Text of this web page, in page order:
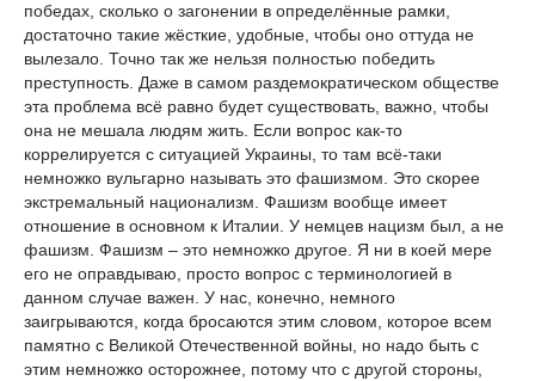
победах, сколько о загонении в определённые рамки,
достаточно такие жёсткие, удобные, чтобы оно оттуда не
вылезало. Точно так же нельзя полностью победить
преступность. Даже в самом раздемократическом обществе
эта проблема всё равно будет существовать, важно, чтобы
она не мешала людям жить. Если вопрос как-то
коррелируется с ситуацией Украины, то там всё-таки
немножко вульгарно называть это фашизмом. Это скорее
экстремальный национализм. Фашизм вообще имеет
отношение в основном к Италии. У немцев нацизм был, а не
фашизм. Фашизм – это немножко другое. Я ни в коей мере
его не оправдываю, просто вопрос с терминологией в
данном случае важен. У нас, конечно, немного
заигрываются, когда бросаются этим словом, которое всем
памятно с Великой Отечественной войны, но надо быть с
этим немножко осторожнее, потому что с другой стороны,